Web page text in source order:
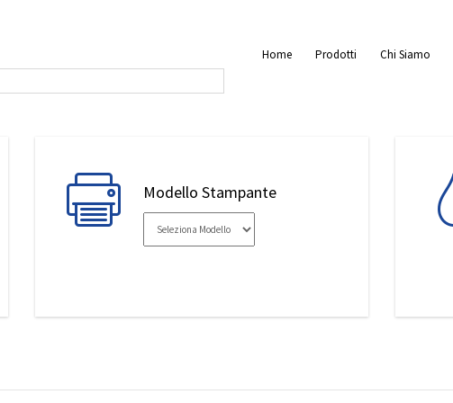
Home Prodotti Chi Siamo
Modello Stampante